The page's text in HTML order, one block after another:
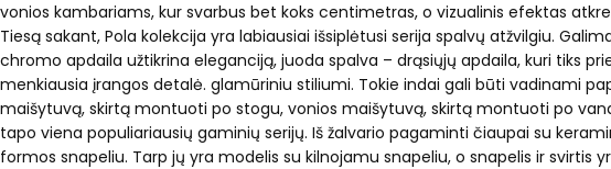
vonios kambariams, kur svarbus bet koks centimetras, o vizualinis efektas
Tiesą sakant, Pola kolekcija yra labiausiai išsiplėtusi serija spalvų atžvilgiu.
chromo apdaila užtikrina eleganciją, juoda spalva – drąsiųjų apdaila, kuri tiks
menkiausia įrangos detalė. glamūriniu stiliumi. Tokie indai gali būti vadinami
maišytuvą, skirtą montuoti po stogu, vonios maišytuvą, skirtą montuoti po
tapo viena populiariausių gaminių serijų. Iš žalvario pagaminti čiaupai su
formos snapeliu. Tarp jų yra modelis su kilnojamu snapeliu, o snapelis ir